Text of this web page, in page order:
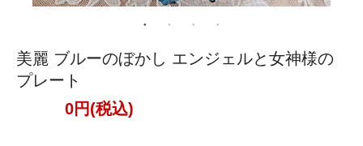
美麗 ブルーのぼかし エンジェルと女神様の
プレート
0円(税込)